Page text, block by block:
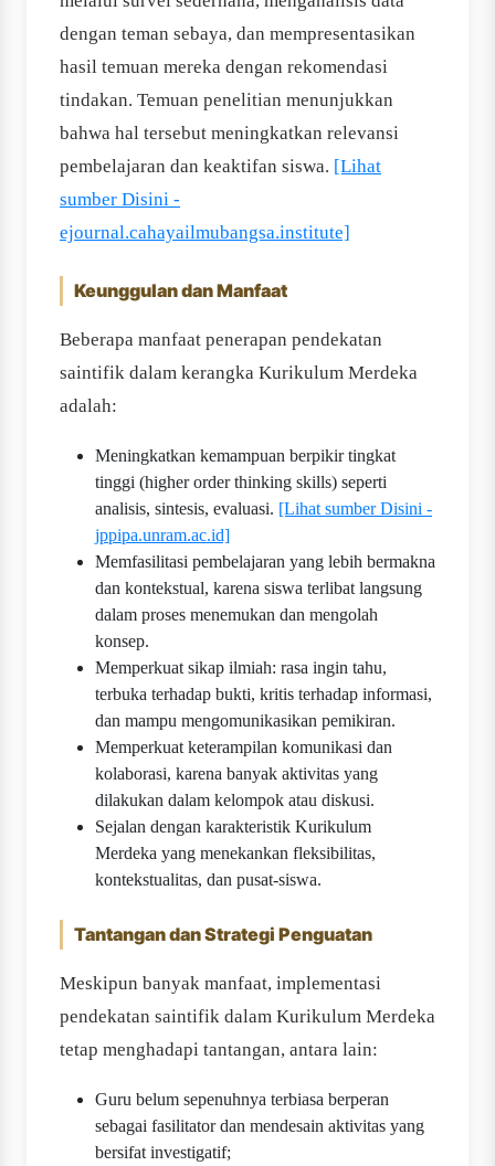
dengan teman sebaya, dan mempresentasikan
hasil temuan mereka dengan rekomendasi
tindakan. Temuan penelitian menunjukkan
bahwa hal tersebut meningkatkan relevansi
pembelajaran dan keaktifan siswa. [Lihat
sumber Disini -
ejournal.cahayailmubangsa.institute]
Keunggulan dan Manfaat
Beberapa manfaat penerapan pendekatan
saintifik dalam kerangka Kurikulum Merdeka
adalah:
Meningkatkan kemampuan berpikir tingkat
tinggi (higher order thinking skills) seperti
analisis, sintesis, evaluasi. [Lihat sumber Disini -
jppipa.unram.ac.id]
Memfasilitasi pembelajaran yang lebih bermakna
dan kontekstual, karena siswa terlibat langsung
dalam proses menemukan dan mengolah
konsep.
Memperkuat sikap ilmiah: rasa ingin tahu,
terbuka terhadap bukti, kritis terhadap informasi,
dan mampu mengomunikasikan pemikiran.
Memperkuat keterampilan komunikasi dan
kolaborasi, karena banyak aktivitas yang
dilakukan dalam kelompok atau diskusi.
Sejalan dengan karakteristik Kurikulum
Merdeka yang menekankan fleksibilitas,
kontekstualitas, dan pusat-siswa.
Tantangan dan Strategi Penguatan
Meskipun banyak manfaat, implementasi
pendekatan saintifik dalam Kurikulum Merdeka
tetap menghadapi tantangan, antara lain:
Guru belum sepenuhnya terbiasa berperan
sebagai fasilitator dan mendesain aktivitas yang
bersifat investigatif;